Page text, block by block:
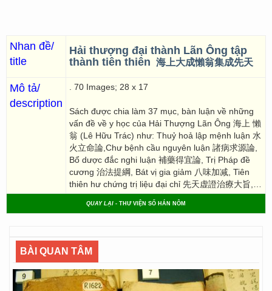
Nhan đề/
title
Hải thượng đại thành Lãn Ông tập
thành tiên thiên 海上大成懶翁集成先天
Mô tả/
description
. 70 Images; 28 x 17
Sách được chia làm 37 mục, bàn luận về những
vấn đề về y học của Hải Thượng Lãn Ông 海上 懶
翁 (Lê Hữu Trác) như: Thuỷ hoả lập mệnh luận 水
火立命論,Chư bệnh cầu nguyên luận 諸病求源論,
Bổ dược đắc nghi luận 補藥得宜論, Trị Pháp đề
cương 治法提綱, Bát vị gia giảm 八味加减, Tiên
thiên hư chứng trị liệu đại chỉ 先天虚證治療大旨,…
QUAY LẠI - THƯ VIỆN SỐ HÁN NÔM
BÀI QUAN TÂM